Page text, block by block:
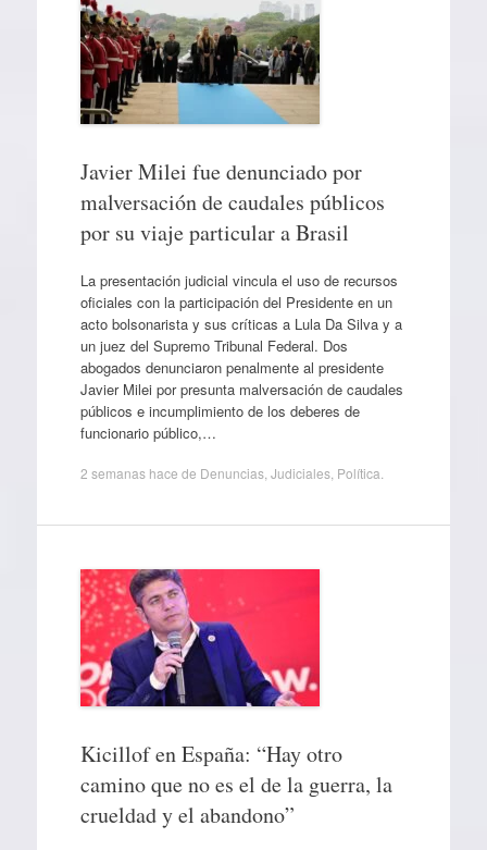
Javier Milei fue denunciado por
malversación de caudales públicos
por su viaje particular a Brasil
La presentación judicial vincula el uso de recursos
oficiales con la participación del Presidente en un
acto bolsonarista y sus críticas a Lula Da Silva y a
un juez del Supremo Tribunal Federal. Dos
abogados denunciaron penalmente al presidente
Javier Milei por presunta malversación de caudales
públicos e incumplimiento de los deberes de
funcionario público,…
2 semanas hace de Denuncias, Judiciales, Política
Kicillof en España: “Hay otro
camino que no es el de la guerra, la
crueldad y el abandono”